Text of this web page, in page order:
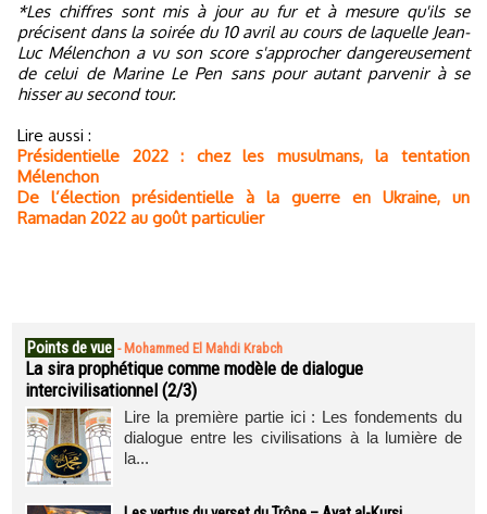
*Les chiffres sont mis à jour au fur et à mesure qu'ils se
précisent dans la soirée du 10 avril au cours de laquelle Jean-
Luc Mélenchon a vu son score s'approcher dangereusement
de celui de Marine Le Pen sans pour autant parvenir à se
hisser au second tour.
Lire aussi :
Présidentielle 2022 : chez les musulmans, la tentation
Mélenchon
De l’élection présidentielle à la guerre en Ukraine, un
Ramadan 2022 au goût particulier
Points de vue - Mohammed El Mahdi Krabch
La sira prophétique comme modèle de dialogue
intercivilisationnel (2/3)
Lire la première partie ici : Les fondements du
dialogue entre les civilisations à la lumière de
la...